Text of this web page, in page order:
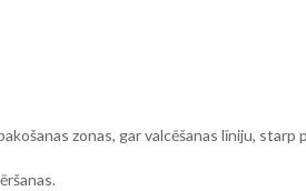
zonas, gar valcēšanas līniju,